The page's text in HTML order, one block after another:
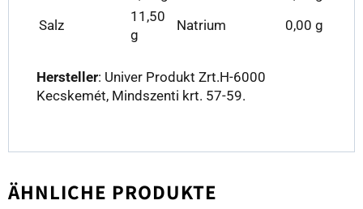
Salz
11,50
g
Natrium 0,00 g
Hersteller: Univer Produkt Zrt.H-6000
Kecskemét, Mindszenti krt. 57-59.
ÄHNLICHE PRODUKTE